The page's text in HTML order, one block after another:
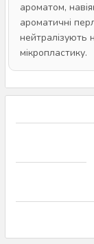
ароматом,
ароматичні
нейтралізують
мікропластику.